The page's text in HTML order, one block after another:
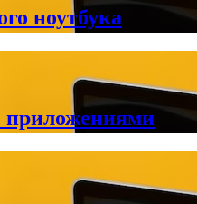
ноутбука
приложениями